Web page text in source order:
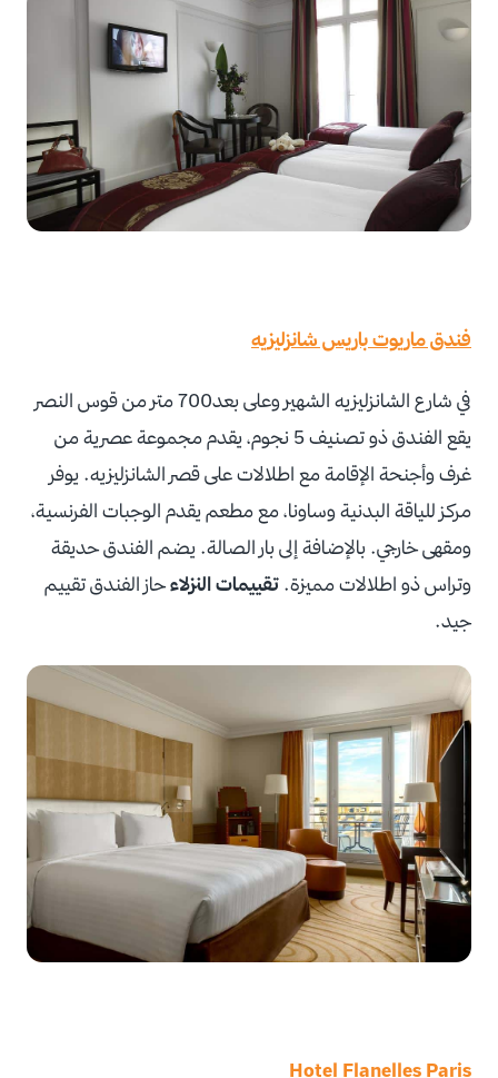
فندق ماريوت باريس شانزليزيه
في شارع الشانزليزيه الشهير وعلى بعد700 متر من قوس النصر
يقع الفندق ذو تصنيف 5 نجوم، يقدم مجموعة عصرية من
غرف وأجنحة الإقامة مع اطلالات على قصر الشانزليزيه. يوفر
مركز للياقة البدنية وساونا، مع مطعم يقدم الوجبات الفرنسية،
ومقهى خارجي. بالإضافة إلى بار الصالة. يضم الفندق حديقة
وتراس ذو اطلالات مميزة. تقييمات النزلاءحاز الفندق تقييم
جيد.
Hotel Flanelles Paris